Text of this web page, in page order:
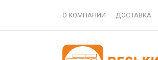
О КОМПАНИИ ДОСТАВКА